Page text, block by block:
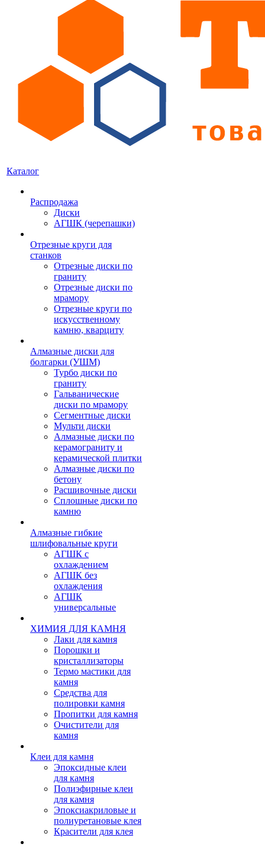
Каталог
Распродажа
Диски
АГШК (черепашки)
Отрезные круги для
станков
Отрезные диски по
граниту
Отрезные диски по
мрамору
Отрезные круги по
искусственному
камню, кварциту
Алмазные диски для
болгарки (УШМ)
Турбо диски по
граниту
Гальванические
диски по мрамору
Сегментные диски
Мульти диски
Алмазные диски по
керамограниту и
керамической плитки
Алмазные диски по
бетону
Расшивочные диски
Сплошные диски по
камню
Алмазные гибкие
шлифовальные круги
АГШК с
охлаждением
АГШК без
охлаждения
АГШК
универсальные
ХИМИЯ ДЛЯ КАМНЯ
Лаки для камня
Порошки и
кристаллизаторы
Термо мастики для
камня
Средства для
полировки камня
Пропитки для камня
Очистители для
камня
Клеи для камня
Эпоксидные клеи
для камня
Полиэфирные клеи
для камня
Эпоксиакриловые и
полиуретановые клея
Красители для клея